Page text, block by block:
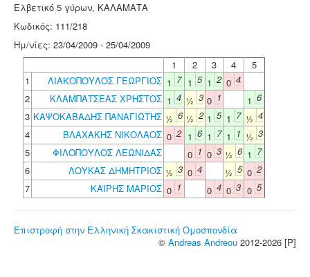
Ελβετικό 5 γύρων, ΚΑΛΑΜΑΤΑ
Κωδικός: 111/218
Ημ/νίες: 23/04/2009 - 25/04/2009
1
2 3 4
5
1
ΛΙΑΚΟΠΟΥΛΟΣ ΓΕΩΡΓΙΟΣ 1 7 1 5 1 2 0 4
2
ΚΛΑΜΠΑΤΣΕΑΣ ΧΡΗΣΤΟΣ 1 4 ½ 3 0 1 1 6
3 ΚΑΨΟΚΑΒΑΔΗΣ ΠΑΝΑΓΙΩΤΗΣ ½ 6 ½ 2 1 5 1 7 ½ 4
4
ΒΛΑΧΑΚΗΣ ΝΙΚΟΛΑΟΣ 0 2 1 6 1 7 1 1 ½ 3
5
ΦΙΛΟΠΟΥΛΟΣ ΛΕΩΝΙΔΑΣ 0 1 0 3 ½ 6 1 7
6
ΛΟΥΚΑΣ ΔΗΜΗΤΡΙΟΣ ½ 3 0 4 ½ 5 0 2
7
ΚΑΪΡΗΣ ΜΑΡΙΟΣ 0 1 0 4 0 3 0 5
Επιστροφή στην Ελληνική Σκακιστική Ομοσπονδία
© Andreas Andreou 2012-2026 [P]